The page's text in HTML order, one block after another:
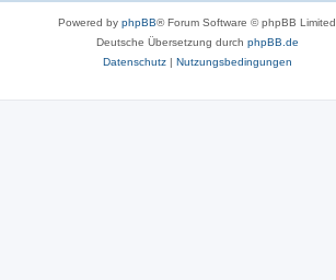
Powered by phpBB® Forum Software © phpBB Limited
Deutsche Übersetzung durch phpBB.de
Datenschutz| Nutzungsbedingungen